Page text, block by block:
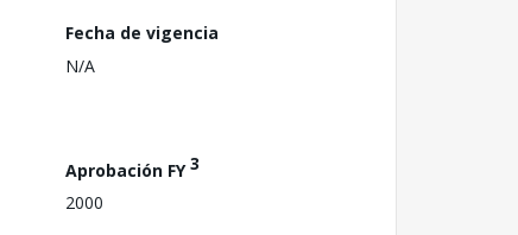
Fecha de vigencia
N/A
Aprobación FY3
2000